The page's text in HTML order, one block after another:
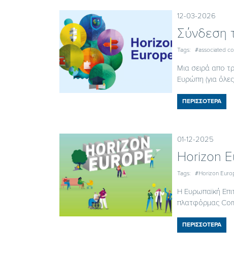
12-03-2026
Σύνδεση
Tags: #associated
Μια σειρά απο
Ευρώπη (για
ΠΕΡΙΣΣΟΤΕΡΑ
01-12-2025
Horizon
Tags: #Horizon
Η Ευρωπαϊκή
πλατφόρμας
ΠΕΡΙΣΣΟΤΕΡΑ